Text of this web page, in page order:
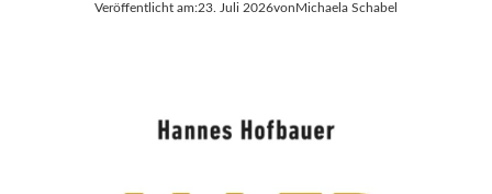
Veröffentlicht am:23. Juli 2026vonMichaela Schabel